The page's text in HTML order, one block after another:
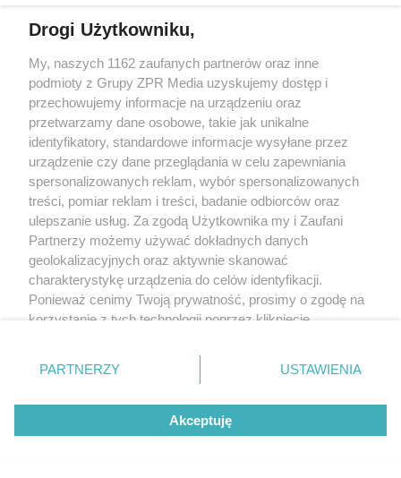
Żaden utwór zamieszczony w serwisie nie może być powielany i
Drogi Użytkowniku,
My, naszych 1162 zaufanych partnerów oraz inne
podmioty z Grupy ZPR Media uzyskujemy dostęp i
przechowujemy informacje na urządzeniu oraz
przetwarzamy dane osobowe, takie jak unikalne
identyfikatory, standardowe informacje wysyłane przez
urządzenie czy dane przeglądania w celu zapewniania
spersonalizowanych reklam, wybór spersonalizowanych
treści, pomiar reklam i treści, badanie odbiorców oraz
ulepszanie usług. Za zgodą Użytkownika my i Zaufani
Partnerzy możemy używać dokładnych danych
geolokalizacyjnych oraz aktywnie skanować
charakterystykę urządzenia do celów identyfikacji.
Ponieważ cenimy Twoją prywatność, prosimy o zgodę na
korzystanie z tych technologii poprzez kliknięcie
zmienić/wycofać klikając przycisk ustawień prywatności
znajdujący się w lewym dolnym rogu strony
rodzaje przetwarzania danych nie wymagają zgody
użytkownika, ale masz prawo sprzeciwić się takiemu
przetwarzaniu. Preferencje będą miały zastosowanie tylko
PARTNERZY USTAWIENIA
Akceptuję